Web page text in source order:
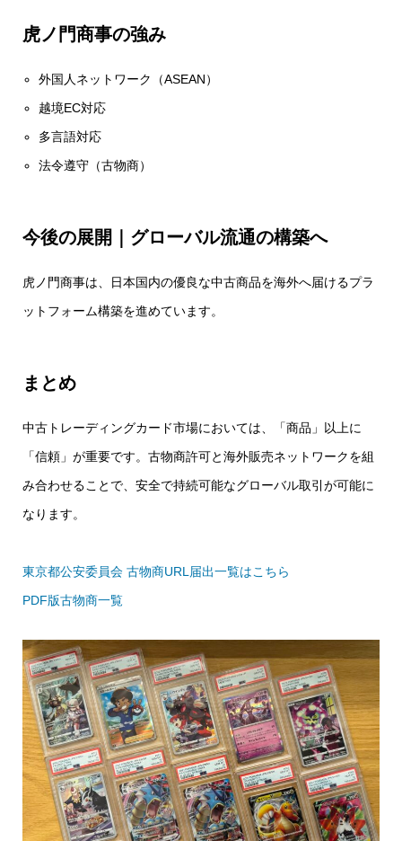
虎ノ門商事の強み
外国人ネットワーク（ASEAN）
越境EC対応
多言語対応
法令遵守（古物商）
今後の展開｜グローバル流通の構築へ
虎ノ門商事は、日本国内の優良な中古商品を海外へ届けるプラ
ットフォーム構築を進めています。
まとめ
中古トレーディングカード市場においては、「商品」以上に
「信頼」が重要です。古物商許可と海外販売ネットワークを組
み合わせることで、安全で持続可能なグローバル取引が可能に
なります。
東京都公安委員会 古物商URL届出一覧はこちら
PDF版古物商一覧